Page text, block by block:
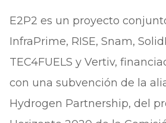
E2P2 es un proyecto
InfraPrime, RISE, Snam,
TEC4FUELS y Vertiv,
con una subvención de la
Hydrogen Partnership, del